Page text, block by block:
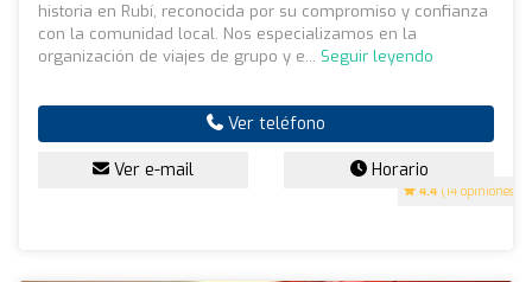
4.4 (14 opiniones)
historia en Rubí, reconocida por su compromiso y confianza
con la comunidad local. Nos especializamos en la
organización de viajes de grupo y e... Seguir leyendo
Ver teléfono
Ver e-mail Horario